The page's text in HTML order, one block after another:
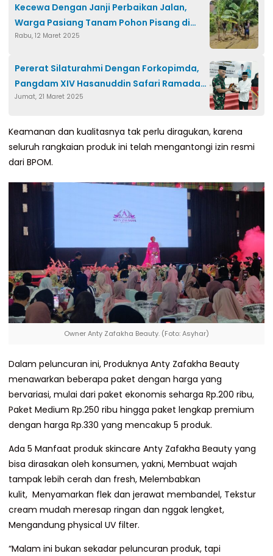
Kecewa Dengan Janji Perbaikan Jalan,
Warga Pasiang Tanam Pohon Pisang di
Jalan
Rabu, 12 Maret 2025
Pererat Silaturahmi Dengan Forkopimda,
Pangdam XIV Hasanuddin Safari Ramadan
di Polman
Jumat, 21 Maret 2025
Keamanan dan kualitasnya tak perlu diragukan, karena
seluruh rangkaian produk ini telah mengantongi izin resmi
dari BPOM.
Owner Anty Zafakha Beauty. (Foto: Asyhar)
Dalam peluncuran ini, Produknya Anty Zafakha Beauty
menawarkan beberapa paket dengan harga yang
bervariasi, mulai dari paket ekonomis seharga Rp.200 ribu,
Paket Medium Rp.250 ribu hingga paket lengkap premium
dengan harga Rp.330 yang mencakup 5 produk.
Ada 5 Manfaat produk skincare Anty Zafakha Beauty yang
bisa dirasakan oleh konsumen, yakni, Membuat wajah
tampak lebih cerah dan fresh, Melembabkan
kulit, Menyamarkan flek dan jerawat membandel, Tekstur
cream mudah meresap ringan dan nggak lengket,
Mengandung physical UV filter.
“Malam ini bukan sekadar peluncuran produk, tapi